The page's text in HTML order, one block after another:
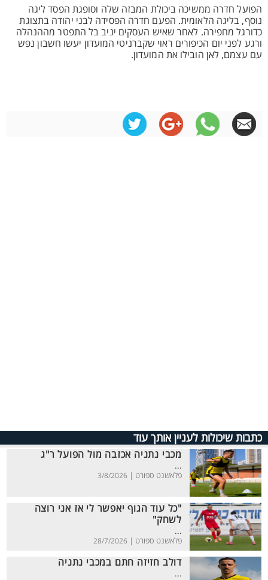
הפועל חדרה ממשיכה ביכולת המבזה שלה וסופגת הפסד ליגה
נוסף, בליגה הלאומית. הפעם חדרה הפסידה לבני יהודה בתצוגת
כדורגל מחפירה. לאחר שאיש העסקים יניב בל התפטר מההנהלה
ורגע לפני יום הכיפורים ראוי שקברניטי המועדון יעשו חשבון נפש
עם עצמם, לאן הובילו את המועדון.
כתבות שיכולות לעניין אותך עוד
מכבי נתניה אכזבה מול הפועל ר"ג
...
פלאשנט ספורט | 3/8/2026
"כל עוד הגוף יאפשר לי אז אני רוצה
לשחק"
...
פלאשנט ספורט | 28/7/2026
דולב חזיזה חתם במכבי נתניה
...